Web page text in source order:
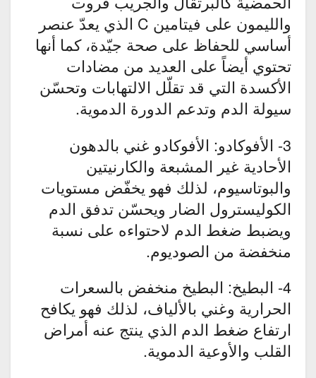
والليمون على فيتامين C الذي يعدّ عنصر
أساسي للحفاظ على صحة جيّدة، كما أنها
تحتوي أيضاً على العديد من مضادات
الأكسدة التي قد تقلّل الالتهابات وتحسّن
سيولة الدم وتدعم الدورة الدموية.
3- الأفوكادو: الأفوكادو غني بالدهون
الأحادية غير المشبعة والكارنيتين
والبوتاسيوم، لذلك فهو يخفّض مستويات
الكوليسترول الضار ويحسّن تدفق الدم
ويضبط ضغط الدم لاحتواءه على نسبة
منخفضة من الصوديوم.
4- البطيخ: البطيخ منخفض بالسعرات
الحرارية وغني بالألياف، لذلك فهو يكافح
ارتفاع ضغط الدم الذي ينتج عنه أمراض
القلب والأوعية الدموية.